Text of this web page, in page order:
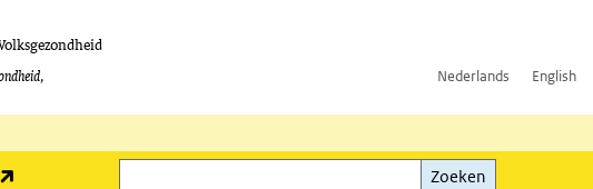
Nederlands English
Zoeken
Zoeken